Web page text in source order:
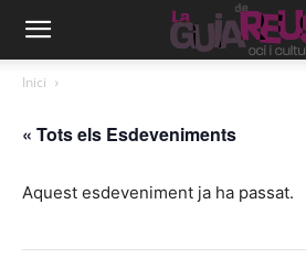
Inici
« Tots els Esdeveniments
Aquest esdeveniment ja ha passat.